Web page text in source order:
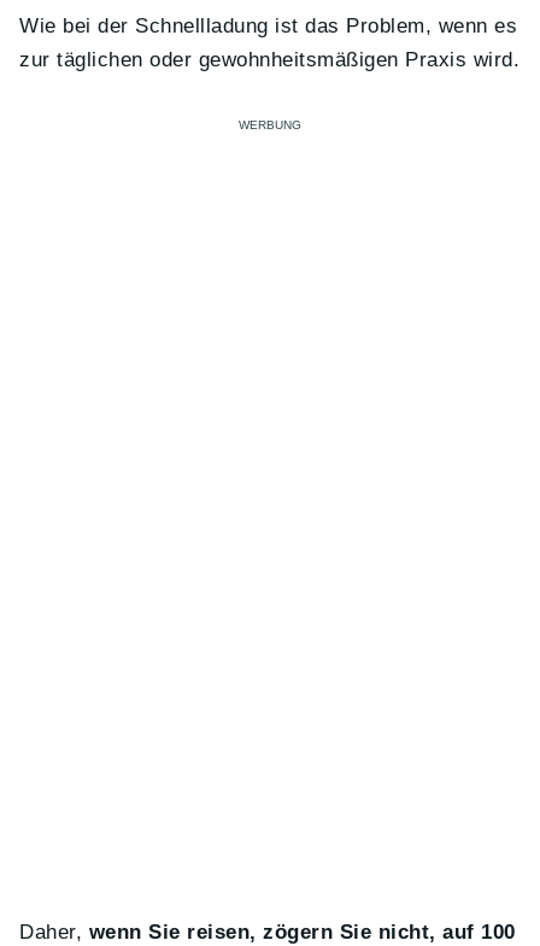
Wie bei der Schnellladung ist das Problem, wenn es
zur täglichen oder gewohnheitsmäßigen Praxis wird.
Daher, wenn Sie reisen, zögern Sie nicht, auf 100